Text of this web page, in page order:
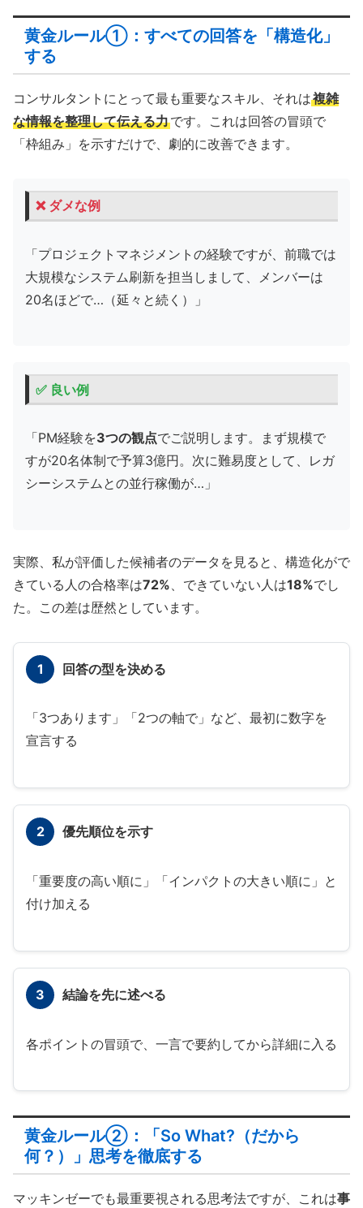
黄金ルール①：すべての回答を「構造化」
する
コンサルタントにとって最も重要なスキル、それは複雑
な情報を整理して伝える力です。これは回答の冒頭で
「枠組み」を示すだけで、劇的に改善できます。
❌ ダメな例
「プロジェクトマネジメントの経験ですが、前職では
大規模なシステム刷新を担当しまして、メンバーは
20名ほどで…（延々と続く）」
✅ 良い例
「PM経験を3つの観点でご説明します。まず規模で
すが20名体制で予算3億円。次に難易度として、レガ
シーシステムとの並行稼働が…」
実際、私が評価した候補者のデータを見ると、構造化がで
きている人の合格率は72% 、できていない人は18%でし
た。この差は歴然としています。
1 回答の型を決める
「3つあります」「2つの軸で」など、最初に数字を
宣言する
2 優先順位を示す
「重要度の高い順に」「インパクトの大きい順に」と
付け加える
3 結論を先に述べる
各ポイントの冒頭で、一言で要約してから詳細に入る
黄金ルール②：「So What?（だから
何？）」思考を徹底する
マッキンゼーでも最重要視される思考法ですが、これは事